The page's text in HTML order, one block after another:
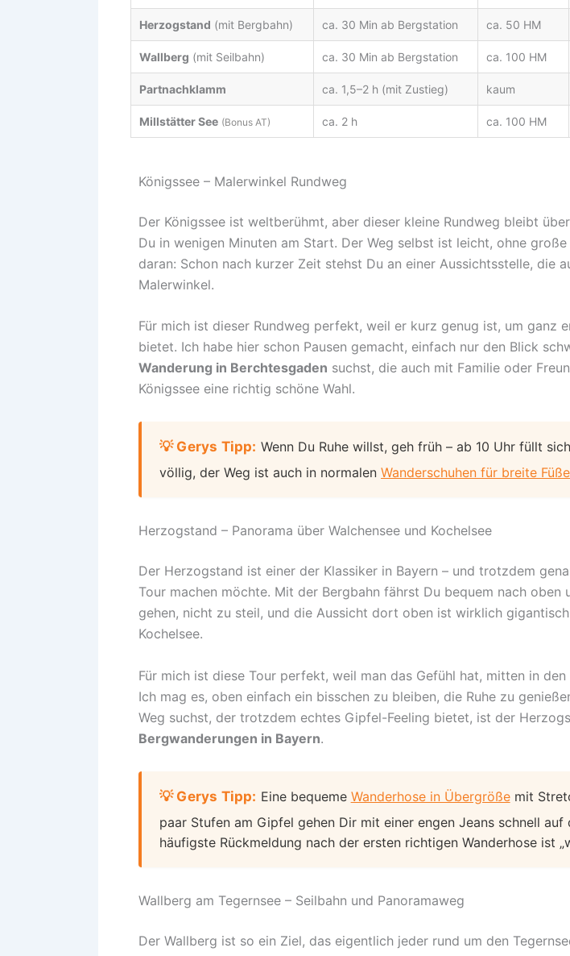
Herzogstand (mit Bergbahn) ca. 30 Min ab Bergstation ca. 50 HM
Wallberg (mit Seilbahn) ca. 30 Min ab Bergstation ca. 100 HM
Partnachklamm ca. 1,5–2 h (mit Zustieg) kaum
Millstätter See (Bonus AT) ca. 2 h ca. 100 HM
Königssee – Malerwinkel Rundweg
Der Königssee ist weltberühmt, aber dieser kleine Rundweg bleibt
Du in wenigen Minuten am Start. Der Weg selbst ist leicht, ohne
daran: Schon nach kurzer Zeit stehst Du an einer Aussichtsstelle, die
Malerwinkel.
Für mich ist dieser Rundweg perfekt, weil er kurz genug ist, um ganz
bietet. Ich habe hier schon Pausen gemacht, einfach nur den Blick
Wanderung in Berchtesgaden suchst, die auch mit Familie oder
Königssee eine richtig schöne Wahl.
💡 Gerys Tipp: Wenn Du Ruhe willst, geh früh – ab 10 Uhr füllt
völlig, der Weg ist auch in normalen Wanderschuhen für breite Füße
Herzogstand – Panorama über Walchensee und Kochelsee
Der Herzogstand ist einer der Klassiker in Bayern – und trotzdem
Tour machen möchte. Mit der Bergbahn fährst Du bequem nach
gehen, nicht zu steil, und die Aussicht dort oben ist wirklich
Kochelsee.
Für mich ist diese Tour perfekt, weil man das Gefühl hat, mitten in
Ich mag es, oben einfach ein bisschen zu bleiben, die Ruhe zu
Weg suchst, der trotzdem echtes Gipfel-Feeling bietet, ist der
Bergwanderungen in Bayern.
💡 Gerys Tipp: Eine bequeme Wanderhose in Übergrößemit
paar Stufen am Gipfel gehen Dir mit einer engen Jeans schnell
häufigste Rückmeldung nach der ersten richtigen Wanderhose ist
Wallberg am Tegernsee – Seilbahn und Panoramaweg
Der Wallberg ist so ein Ziel, das eigentlich jeder rund um den